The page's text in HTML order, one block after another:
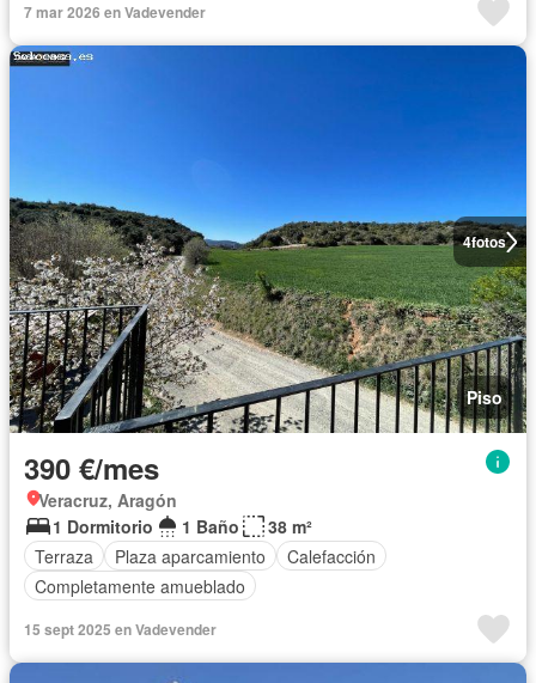
7 mar 2026 en Vadevender
4fotos
Piso
390 €/mes
Veracruz, Aragón
1 Dormitorio
1 Baño
38 m²
Terraza
Plaza aparcamiento
Calefacción
Completamente amueblado
15 sept 2025 en Vadevender